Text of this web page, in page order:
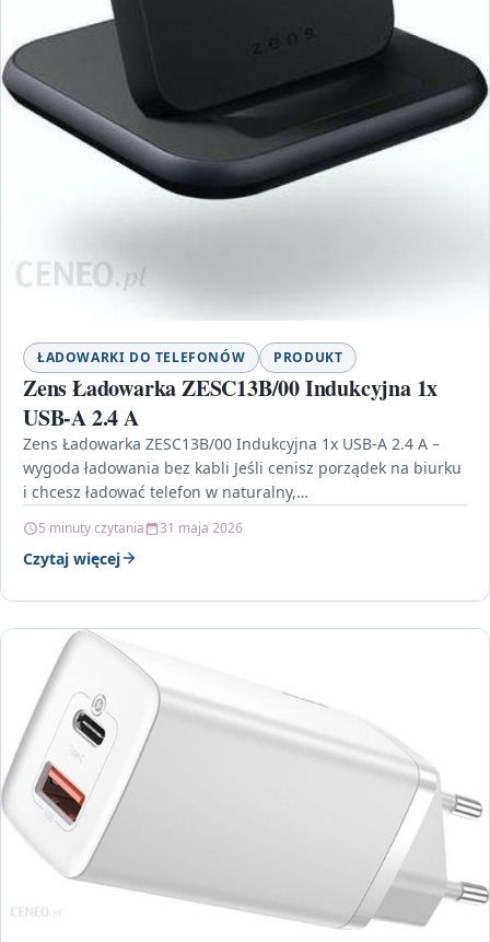
ŁADOWARKI DO TELEFONÓW PRODUKT
Zens Ładowarka ZESC13B/00 Indukcyjna 1x
USB-A 2.4 A
Zens Ładowarka ZESC13B/00 Indukcyjna 1x USB-A 2.4 A –
wygoda ładowania bez kabli Jeśli cenisz porządek na biurku
i chcesz ładować telefon w naturalny,…
5 minuty czytania 31 maja 2026
Czytaj więcej